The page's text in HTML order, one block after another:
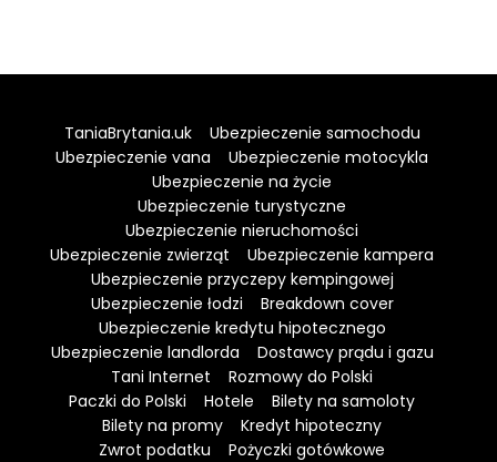
TaniaBrytania.uk
Ubezpieczenie samochodu
Ubezpieczenie vana
Ubezpieczenie motocykla
Ubezpieczenie na życie
Ubezpieczenie turystyczne
Ubezpieczenie nieruchomości
Ubezpieczenie zwierząt
Ubezpieczenie kampera
Ubezpieczenie przyczepy kempingowej
Ubezpieczenie łodzi
Breakdown cover
Ubezpieczenie kredytu hipotecznego
Ubezpieczenie landlorda
Dostawcy prądu i gazu
Tani Internet
Rozmowy do Polski
Paczki do Polski
Hotele
Bilety na samoloty
Bilety na promy
Kredyt hipoteczny
Zwrot podatku
Pożyczki gotówkowe